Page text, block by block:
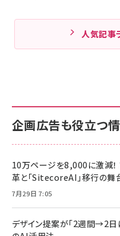
人気記事
企画広告も役立つ情
10万ページを8,000に激減
革と「SitecoreAI」移行の舞
7月29日 7:05
デザイン提案が「2週間→2